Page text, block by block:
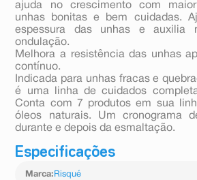
ajuda no crescimento com
unhas bonitas e bem cuidadas.
espessura das unhas e auxilia
ondulação.
Melhora a resistência das unhas
contínuo.
Indicada para unhas fracas e
é uma linha de cuidados
Conta com 7 produtos em sua
óleos naturais. Um cronograma
durante e depois da esmaltação.
Especificações
Marca: Risqué